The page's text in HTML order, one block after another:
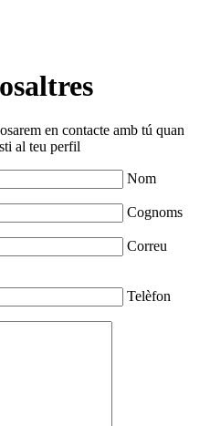
en contacte amb tú quan
al teu perfil
Nom
Cognoms
Correu
Telèfon